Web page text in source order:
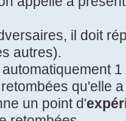
il doit
autres).
qu'elle
un point d'